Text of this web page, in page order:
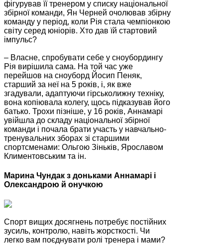
фігурував її тренером у списку національної
збірної команди, Ян Черней очолював збірну
команду у період, коли Рія стала чемпіонкою
світу серед юніорів. Хто дав їй стартовий
імпульс?
– Власне, спробувати себе у сноубордингу
Рія вирішила сама. На той час уже
перейшов на сноуборд Йосип Пеняк,
старший за неї на 5 років, і, як вже
згадували, адаптуючи гірськолижну техніку,
вона копіювала колегу, щось підказував його
батько. Трохи пізніше, у 16 років, Аннамарі
увійшла до складу національної збірної
команди і почала брати участь у навчально-
тренувальних зборах зі старшими
спортсменами: Ольгою Зіньків, Ярославом
Климентовським та ін.
Марина Чундак з доньками Аннамарі і
Олександрою й онучкою
Спорт вищих досягнень потребує постійних
зусиль, контролю, навіть жорсткості. Чи
легко вам поєднувати ролі тренера і мами?